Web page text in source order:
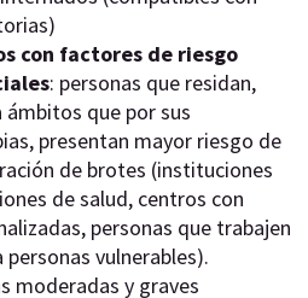
con factores de riesgo
: personas que residan,
que por sus
presentan mayor riesgo de
de brotes (instituciones
de salud, centros con
personas que trabajen
vulnerables).
moderadas y graves